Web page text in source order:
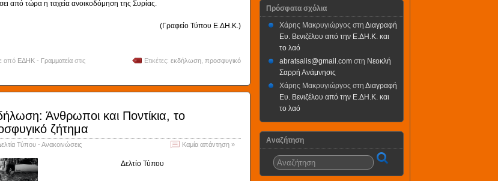
από τώρα η ταχεία ανοικοδόμηση της Συρίας.
(Γραφείο Τύπου Ε.ΔΗ.Κ.)
από ΕΔΗΚ - Γραμματεία στις
Ετικέτες: εκδήλωση προσφυγικό
Άνθρωποι και Ποντίκια, το
ζήτημα
Τύπου - Ανακοινώσεις Καμία απάντηση »
Δελτίο Τύπου
Πρόσφατα σχόλια
Χάρης Μακρυγιώργος στη Διαγραφή
Ευ. Βενιζέλου από την Ε.ΔΗ.Κ. και
το λαό
abratsalis@gmail.com στη Νεοκλή
Σαρρή Ανάμνησις
Χάρης Μακρυγιώργος στη Διαγραφή
Ευ. Βενιζέλου από την Ε.ΔΗ.Κ. και
το λαό
Αναζήτηση